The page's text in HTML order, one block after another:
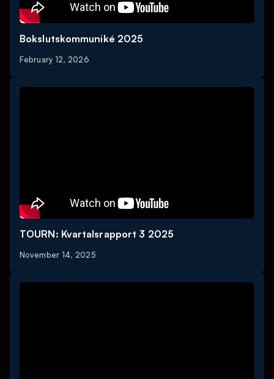
Bokslutskommuniké 2025
February 12, 2026
TOURN: Kvartalsrapport 3 2025
November 14, 2025